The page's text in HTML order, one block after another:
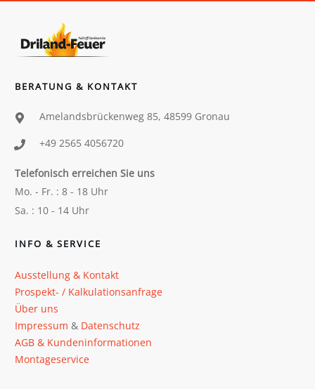
BERATUNG & KONTAKT
Amelandsbrückenweg 85, 48599 Gronau
+49 2565 4056720
Telefonisch erreichen Sie uns
Mo. - Fr. : 8 - 18 Uhr
Sa. : 10 - 14 Uhr
INFO & SERVICE
Ausstellung & Kontakt
Prospekt- / Kalkulationsanfrage
Über uns
Impressum & Datenschutz
AGB & Kundeninformationen
Montageservice